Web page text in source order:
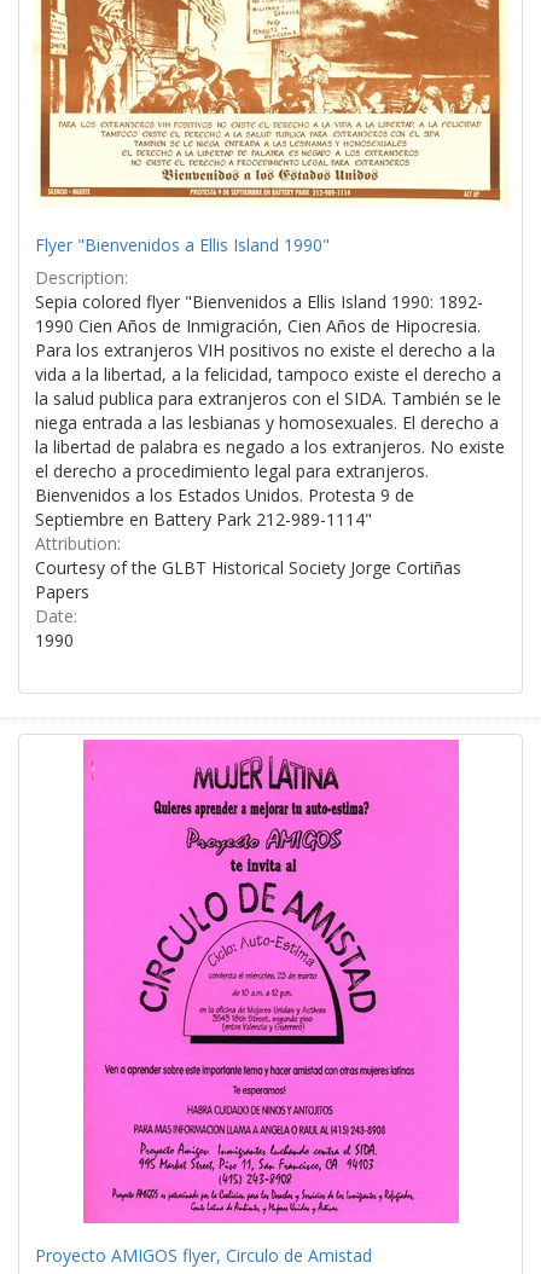
Flyer "Bienvenidos a Ellis Island 1990"
Description:
Sepia colored flyer "Bienvenidos a Ellis Island 1990: 1892-
1990 Cien Años de Inmigración, Cien Años de Hipocresia.
Para los extranjeros VIH positivos no existe el derecho a la
vida a la libertad, a la felicidad, tampoco existe el derecho a
la salud publica para extranjeros con el SIDA. También se le
niega entrada a las lesbianas y homosexuales. El derecho a
la libertad de palabra es negado a los extranjeros. No existe
el derecho a procedimiento legal para extranjeros.
Bienvenidos a los Estados Unidos. Protesta 9 de
Septiembre en Battery Park 212-989-1114"
Attribution:
Courtesy of the GLBT Historical Society Jorge Cortiñas
Papers
Date:
1990
Proyecto AMIGOS flyer, Circulo de Amistad